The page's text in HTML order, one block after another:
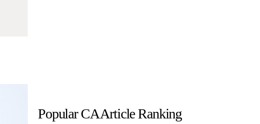
Popular CA Article Ranking